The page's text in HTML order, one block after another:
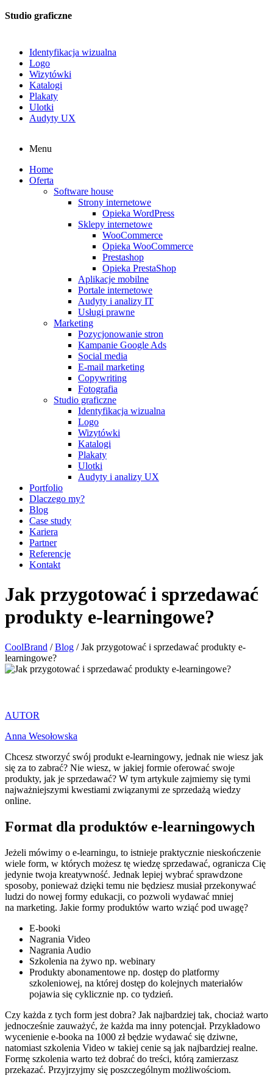
Studio graficzne
Identyfikacja wizualna
Logo
Wizytówki
Katalogi
Plakaty
Ulotki
Audyty UX
Menu
Home
Oferta
Software house
Strony internetowe
Opieka WordPress
Sklepy internetowe
WooCommerce
Opieka WooCommerce
Prestashop
Opieka PrestaShop
Aplikacje mobilne
Portale internetowe
Audyty i analizy IT
Usługi prawne
Marketing
Pozycjonowanie stron
Kampanie Google Ads
Social media
E-mail marketing
Copywriting
Fotografia
Studio graficzne
Identyfikacja wizualna
Logo
Wizytówki
Katalogi
Plakaty
Ulotki
Audyty i analizy UX
Portfolio
Dlaczego my?
Blog
Case study
Kariera
Partner
Referencje
Kontakt
Jak przygotować i sprzedawać
produkty e-learningowe?
CoolBrand /Blog /Jak przygotować i sprzedawać produkty e-
learningowe?
AUTOR
Anna Wesołowska
Chcesz stworzyć swój produkt e-learningowy, jednak nie wiesz jak
się za to zabrać? Nie wiesz, w jakiej formie oferować swoje
produkty, jak je sprzedawać? W tym artykule zajmiemy się tymi
najważniejszymi kwestiami związanymi ze sprzedażą wiedzy
online.
Format dla produktów e-learningowych
Jeżeli mówimy o e-learningu, to istnieje praktycznie nieskończenie
wiele form, w których możesz tę wiedzę sprzedawać, ogranicza Cię
jedynie twoja kreatywność. Jednak lepiej wybrać sprawdzone
sposoby, ponieważ dzięki temu nie będziesz musiał przekonywać
ludzi do nowej formy edukacji, co pozwoli wydawać mniej
na marketing. Jakie formy produktów warto wziąć pod uwagę?
E-booki
Nagrania Video
Nagrania Audio
Szkolenia na żywo np. webinary
Produkty abonamentowe np. dostęp do platformy
szkoleniowej, na której dostęp do kolejnych materiałów
pojawia się cyklicznie np. co tydzień.
Czy każda z tych form jest dobra? Jak najbardziej tak, chociaż warto
jednocześnie zauważyć, że każda ma inny potencjał. Przykładowo
wycenienie e-booka na 1000 zł będzie wydawać się dziwne,
natomiast szkolenia Video w takiej cenie są jak najbardziej realne.
Formę szkolenia warto też dobrać do treści, którą zamierzasz
przekazać. Przyjrzyjmy się poszczególnym możliwościom.